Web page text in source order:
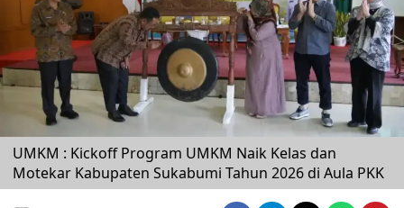
UMKM : Kickoff Program UMKM Naik Kelas dan
Motekar Kabupaten Sukabumi Tahun 2026 di Aula PKK